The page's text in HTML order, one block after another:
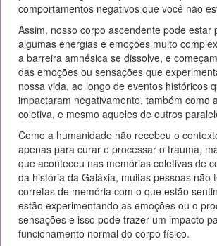
comportamentos negativos que você não
Assim, nosso corpo ascendente pode estar
algumas energias e emoções muito
a barreira amnésica se dissolve, e
das emoções ou sensações que
nossa vida, ao longo de eventos históricos
impactaram negativamente, também como
coletiva, e mesmo aqueles de outros
Como a humanidade não recebeu o
apenas para curar e processar o trauma,
que aconteceu nas memórias coletivas de
da história da Galáxia, muitas pessoas não
corretas de memória com o que estão
estão experimentando as emoções ou o
sensações e isso pode trazer um impacto
funcionamento normal do corpo físico.